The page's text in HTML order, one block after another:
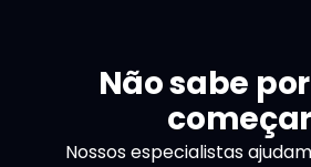
Não sabe
Nossos especialistas